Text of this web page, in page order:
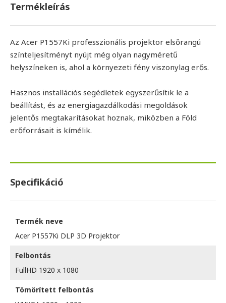
Termékleírás
Az Acer P1557Ki professzionális projektor elsőrangú
színteljesítményt nyújt még olyan nagyméretű
helyszíneken is, ahol a környezeti fény viszonylag erős.
Hasznos installációs segédletek egyszerűsítik le a
beállítást, és az energiagazdálkodási megoldások
jelentős megtakarításokat hoznak, miközben a Föld
erőforrásait is kímélik.
Specifikáció
Termék neve
Acer P1557Ki DLP 3D Projektor
Felbontás
FullHD 1920 x 1080
Tömörített felbontás